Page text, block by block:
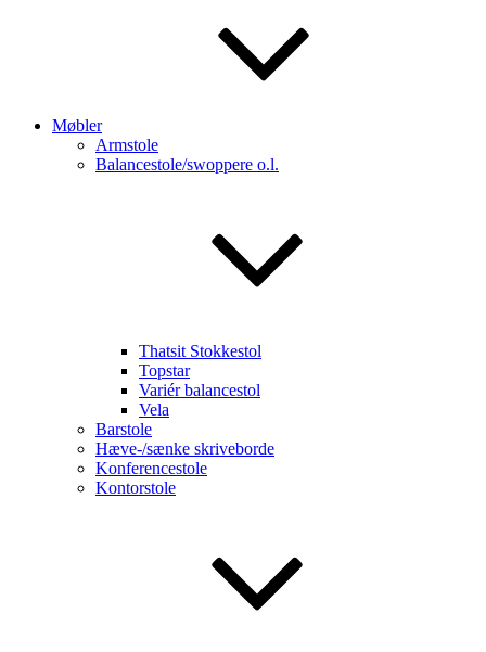
Møbler
Armstole
Balancestole/swoppere o.l.
Thatsit Stokkestol
Topstar
Variér balancestol
Vela
Barstole
Hæve-/sænke skriveborde
Konferencestole
Kontorstole